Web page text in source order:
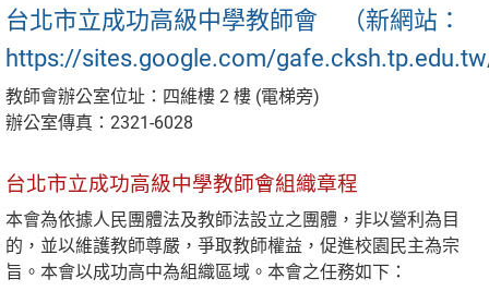
台北市立成功高級中學教師會 （新網站：
https://sites.google.com/
教師會辦公室位址：四維樓 2 樓 (電梯旁)
辦公室傳真：2321-6028
台北市立成功高級中學教師會組織章程
本會為依據人民團體法及教師法設立之團體，非以營利為目
的，並以維護教師尊嚴，爭取教師權益，促進校園民主為宗
旨。本會以成功高中為組織區域。本會之任務如下：